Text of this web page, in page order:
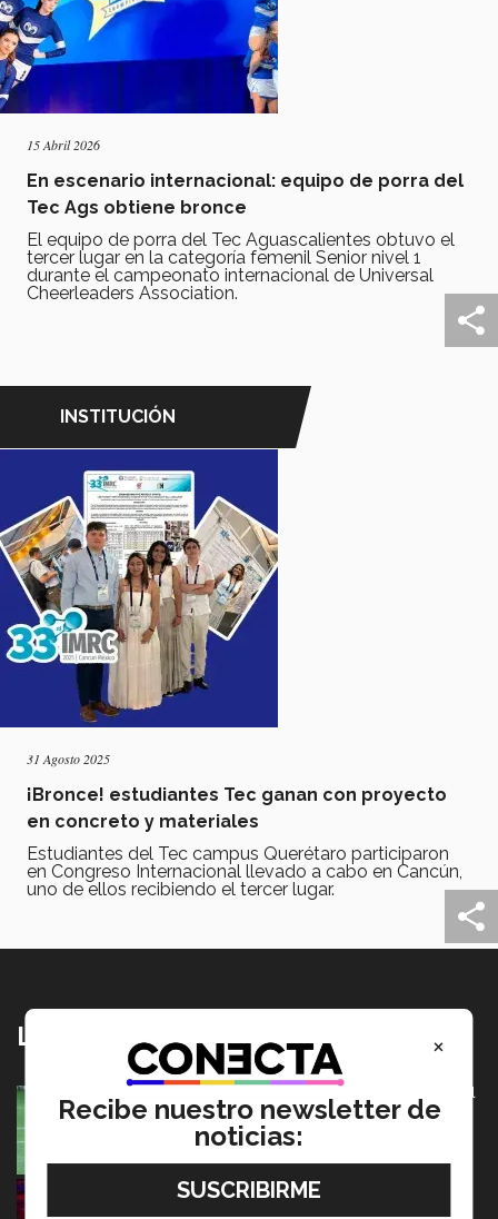
15 Abril 2026
En escenario internacional: equipo de porra del
Tec Ags obtiene bronce
El equipo de porra del Tec Aguascalientes obtuvo el
tercer lugar en la categoría femenil Senior nivel 1
durante el campeonato internacional de Universal
Cheerleaders Association.
INSTITUCIÓN
31 Agosto 2025
¡Bronce! estudiantes Tec ganan con proyecto
en concreto y materiales
Estudiantes del Tec campus Querétaro participaron
en Congreso Internacional llevado a cabo en Cancún,
uno de ellos recibiendo el tercer lugar.
Lo más nuevo
México va por pase olímpico en mundial de flag football
en Alemania
07 Agosto 2026
Música y teatro: EXATEC en el elenco de El Fantasma
de la Ópera Mexico
×
Recibe nuestro newsletter de
noticias: